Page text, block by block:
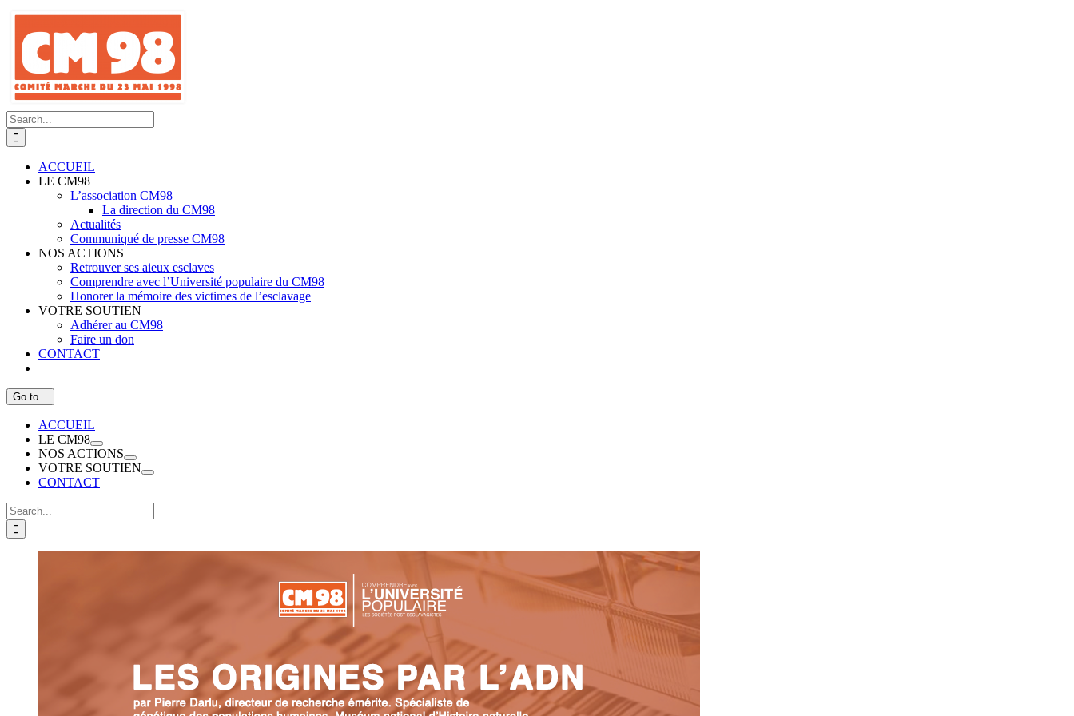
Skip
content
Search
for:
ACCUEIL
LE CM98
L’association CM98
La direction du CM98
Actualités
Communiqué de presse CM98
NOS ACTIONS
Retrouver ses aieux esclaves
Comprendre avec l’Université populaire du CM98
Honorer la mémoire des victimes de l’esclavage
VOTRE SOUTIEN
Adhérer au CM98
Faire un don
CONTACT
Go to...
ACCUEIL
LE CM98
NOS ACTIONS
VOTRE SOUTIEN
CONTACT
Search
for: